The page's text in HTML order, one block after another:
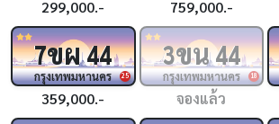
299,000.- 759,000.-
25
7ขผ44
กรุงเทพมหานคร
359,000.-
18
3ขน44
กรุงเทพมหานคร
จองแล้ว